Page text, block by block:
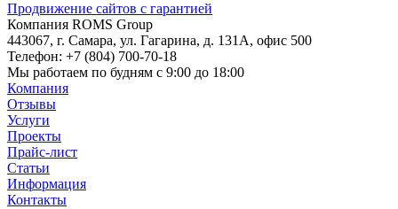
Продвижение сайтов с гарантией
Компания ROMS Group
443067, г. Самара, ул. Гагарина, д. 131А, офис 500
Телефон: +7 (804) 700-70-18
Мы работаем по будням с 9:00 до 18:00
Компания
Отзывы
Услуги
Проекты
Прайс-лист
Статьи
Информация
Контакты